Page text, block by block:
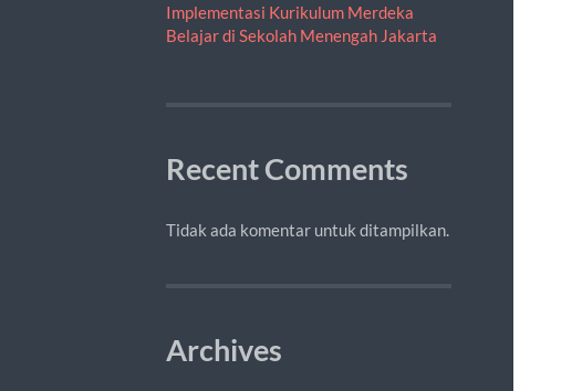
Implementasi Kurikulum Merdeka
Belajar di Sekolah Menengah Jakarta
Recent Comments
Tidak ada komentar untuk ditampilkan.
Archives